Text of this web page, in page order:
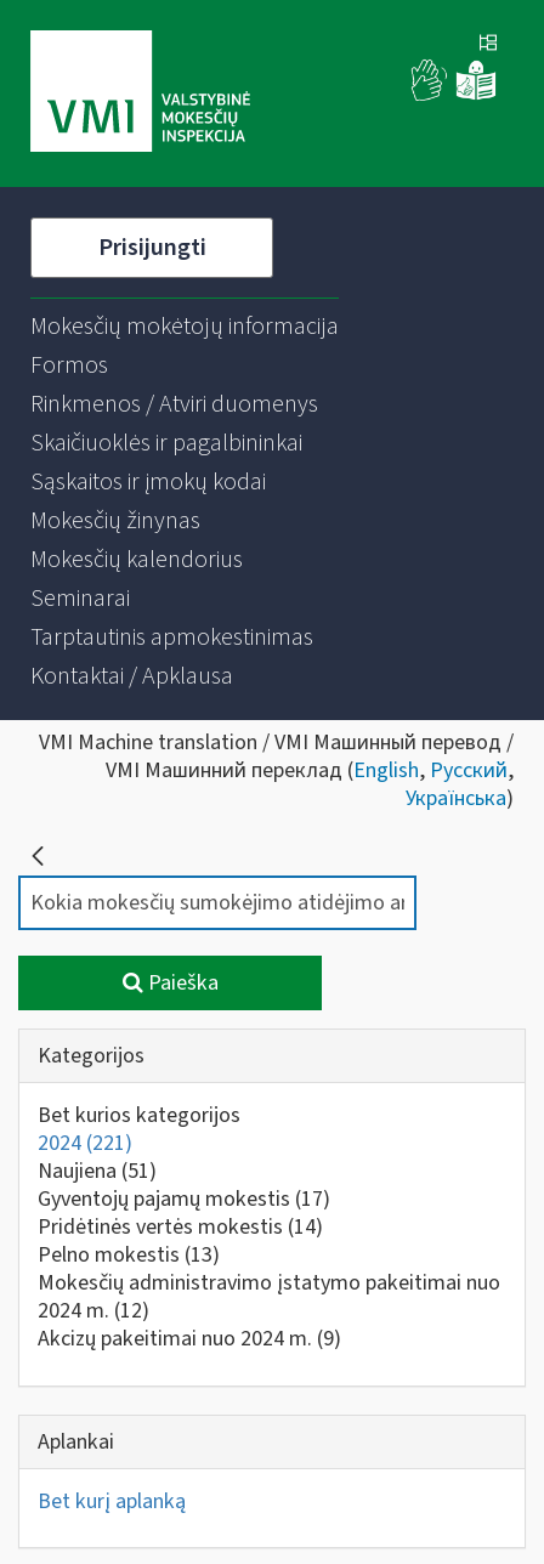
Prisijungti
Mokesčių mokėtojų informacija
Formos
Rinkmenos / Atviri duomenys
Skaičiuoklės ir pagalbininkai
Sąskaitos ir įmokų kodai
Mokesčių žinynas
Mokesčių kalendorius
Seminarai
Tarptautinis apmokestinimas
Kontaktai / Apklausa
VMI Machine translation / VMI Машинный перевод /
VMI Машинний переклад (English, Русский,
Українська)
Paieška
Kategorijos
Bet kurios kategorijos
2024 (221)
Naujiena (51)
Gyventojų pajamų mokestis (17)
Pridėtinės vertės mokestis (14)
Pelno mokestis (13)
Mokesčių administravimo įstatymo pakeitimai nuo
2024 m. (12)
Akcizų pakeitimai nuo 2024 m. (9)
Aplankai
Bet kurį aplanką